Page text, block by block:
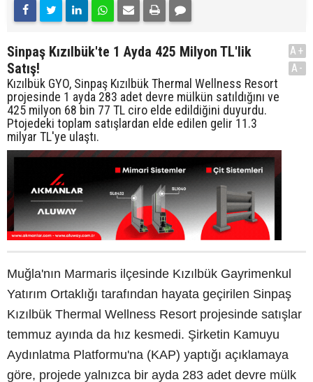
Sinpaş Kızılbük'te 1 Ayda 425 Milyon TL'lik
Satış!
Kızılbük GYO, Sinpaş Kızılbük Thermal Wellness Resort
projesinde 1 ayda 283 adet devre mülkün satıldığını ve
425 milyon 68 bin 77 TL ciro elde edildiğini duyurdu.
Ptojedeki toplam satışlardan elde edilen gelir 11.3
milyar TL'ye ulaştı.
A+
A-
Muğla'nın Marmaris ilçesinde Kızılbük Gayrimenkul
Yatırım Ortaklığı tarafından hayata geçirilen Sinpaş
Kızılbük Thermal Wellness Resort projesinde satışlar
temmuz ayında da hız kesmedi. Şirketin Kamuyu
Aydınlatma Platformu'na (KAP) yaptığı açıklamaya
göre, projede yalnızca bir ayda 283 adet devre mülk